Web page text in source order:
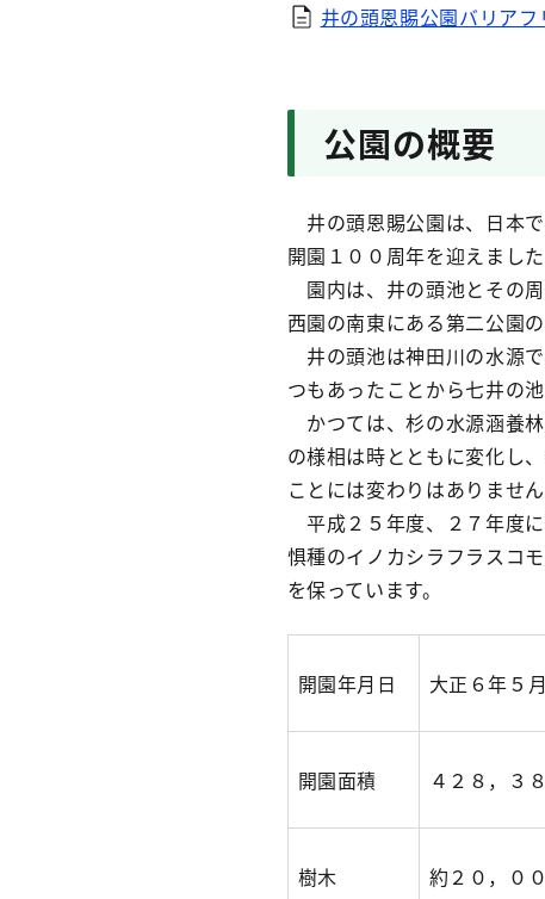
井の頭恩賜公園バリア
公園の概要
井の頭恩賜公園は、日本
開園１００周年を迎えました
園内は、井の頭池とその
西園の南東にある第二公園
井の頭池は神田川の水源
つもあったことから七井の
かつては、杉の水源涵養
の様相は時とともに変化し
ことには変わりはありません
平成２５年度、２７年度
惧種のイノカシラフラスコ
を保っています。
開園年月日 大正６年５
開園面積 ４２８，３
樹木 約２０，０